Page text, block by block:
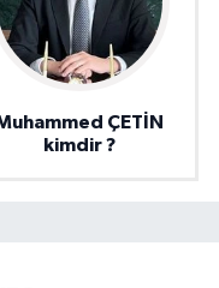
ÇETİN
kimdir ?